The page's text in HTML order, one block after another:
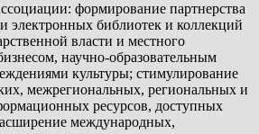
формирование партнерства
электронных библиотек и коллекций
власти и местного
научно-образовательным
культуры; стимулирование
межрегиональных, региональных и
ресурсов, доступных
международных,